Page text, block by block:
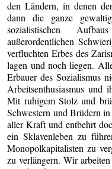
den Ländern, in denen
dann die ganze
sozialistischen
außerordentlichen
verfluchten Erbes des
lagen und noch liegen.
Erbauer des Sozialismus
Arbeitsenthusiasmus und
Mit ruhigem Stolz und
Schwestern und Brüdern
aller Kraft und entbehrt
ein Sklavenleben zu
Monopolkapitalisten zu
zu verlängern. Wir